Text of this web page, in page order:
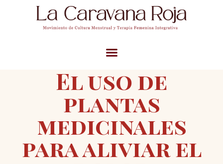
El uso de
plantas
medicinales
para aliviar el